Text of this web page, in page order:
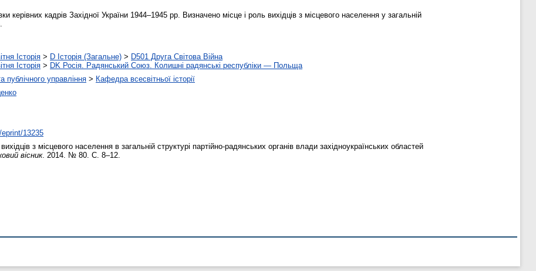
керівних кадрів Західної України 1944–1945 рр. Визначено місце і роль вихідців з місцевого населення у загальній
Історія > D Історія (Загальне) > D501 Друга Світова Війна
Історія > DK Росія. Радянський Союз. Колишні радянські республіки — Польща
публічного управління > Кафедра всесвітньої історії
13235
з місцевого населення в загальній структурі партійно-радянських органів влади західноукраїнських областей
вісник. 2014. № 80. С. 8–12.